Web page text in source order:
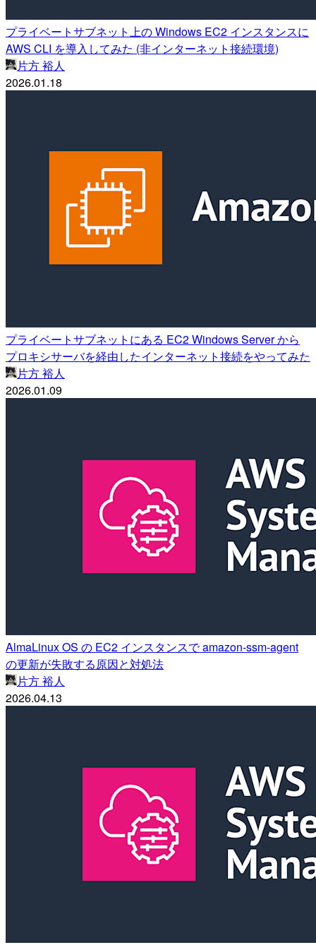
プライベートサブネット上の Windows EC2 インスタンスに
AWS CLI を導入してみた (非インターネット接続環境)
片方 裕人
2026.01.18
プライベートサブネットにある EC2 Windows Server から
プロキシサーバを経由したインターネット接続をやってみた
片方 裕人
2026.01.09
AlmaLinux OS の EC2 インスタンスで amazon-ssm-agent
の更新が失敗する原因と対処法
片方 裕人
2026.04.13